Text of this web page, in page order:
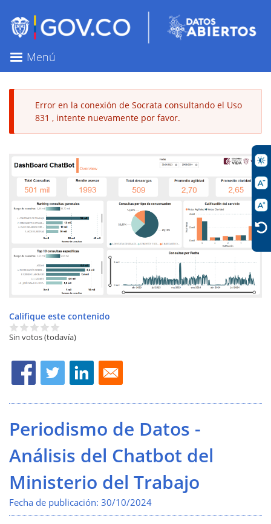
contenido
principal
Menú
Mensaje
error
Error en la conexión de Socrata consultando el Uso
831 , intente nuevamente por favor.
Califique este contenido
Sin votos (todavía)
Periodismo de Datos -
Análisis del Chatbot del
Ministerio del Trabajo
Fecha de publicación: 30/10/2024